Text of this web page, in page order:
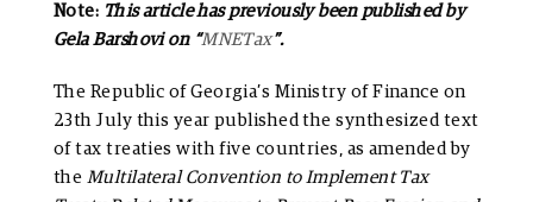
Note: This article has previously been published by
Gela Barshovi on “MNETax”.
The Republic of Georgia’s Ministry of Finance on
23th July this year published the synthesized text
of tax treaties with five countries, as amended by
the Multilateral Convention to Implement Tax